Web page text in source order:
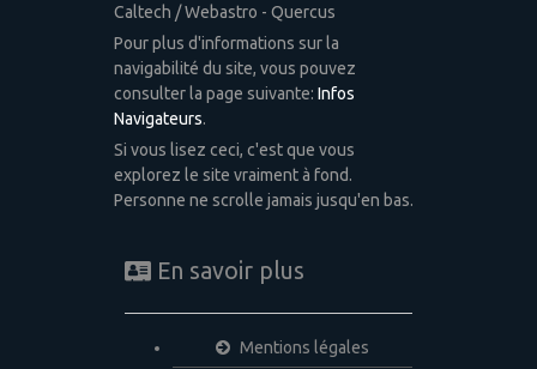
Caltech / Webastro - Quercus
Pour plus d'informations sur la
navigabilité du site, vous pouvez
consulter la page suivante: Infos
Navigateurs.
Si vous lisez ceci, c'est que vous
explorez le site vraiment à fond.
Personne ne scrolle jamais jusqu'en bas.
En savoir plus
Mentions légales